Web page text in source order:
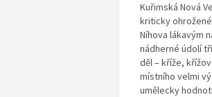
Kuřimská Nová
kriticky
Níhova lákavým
nádherné údolí
děl – kříže,
místního velmi
umělecky